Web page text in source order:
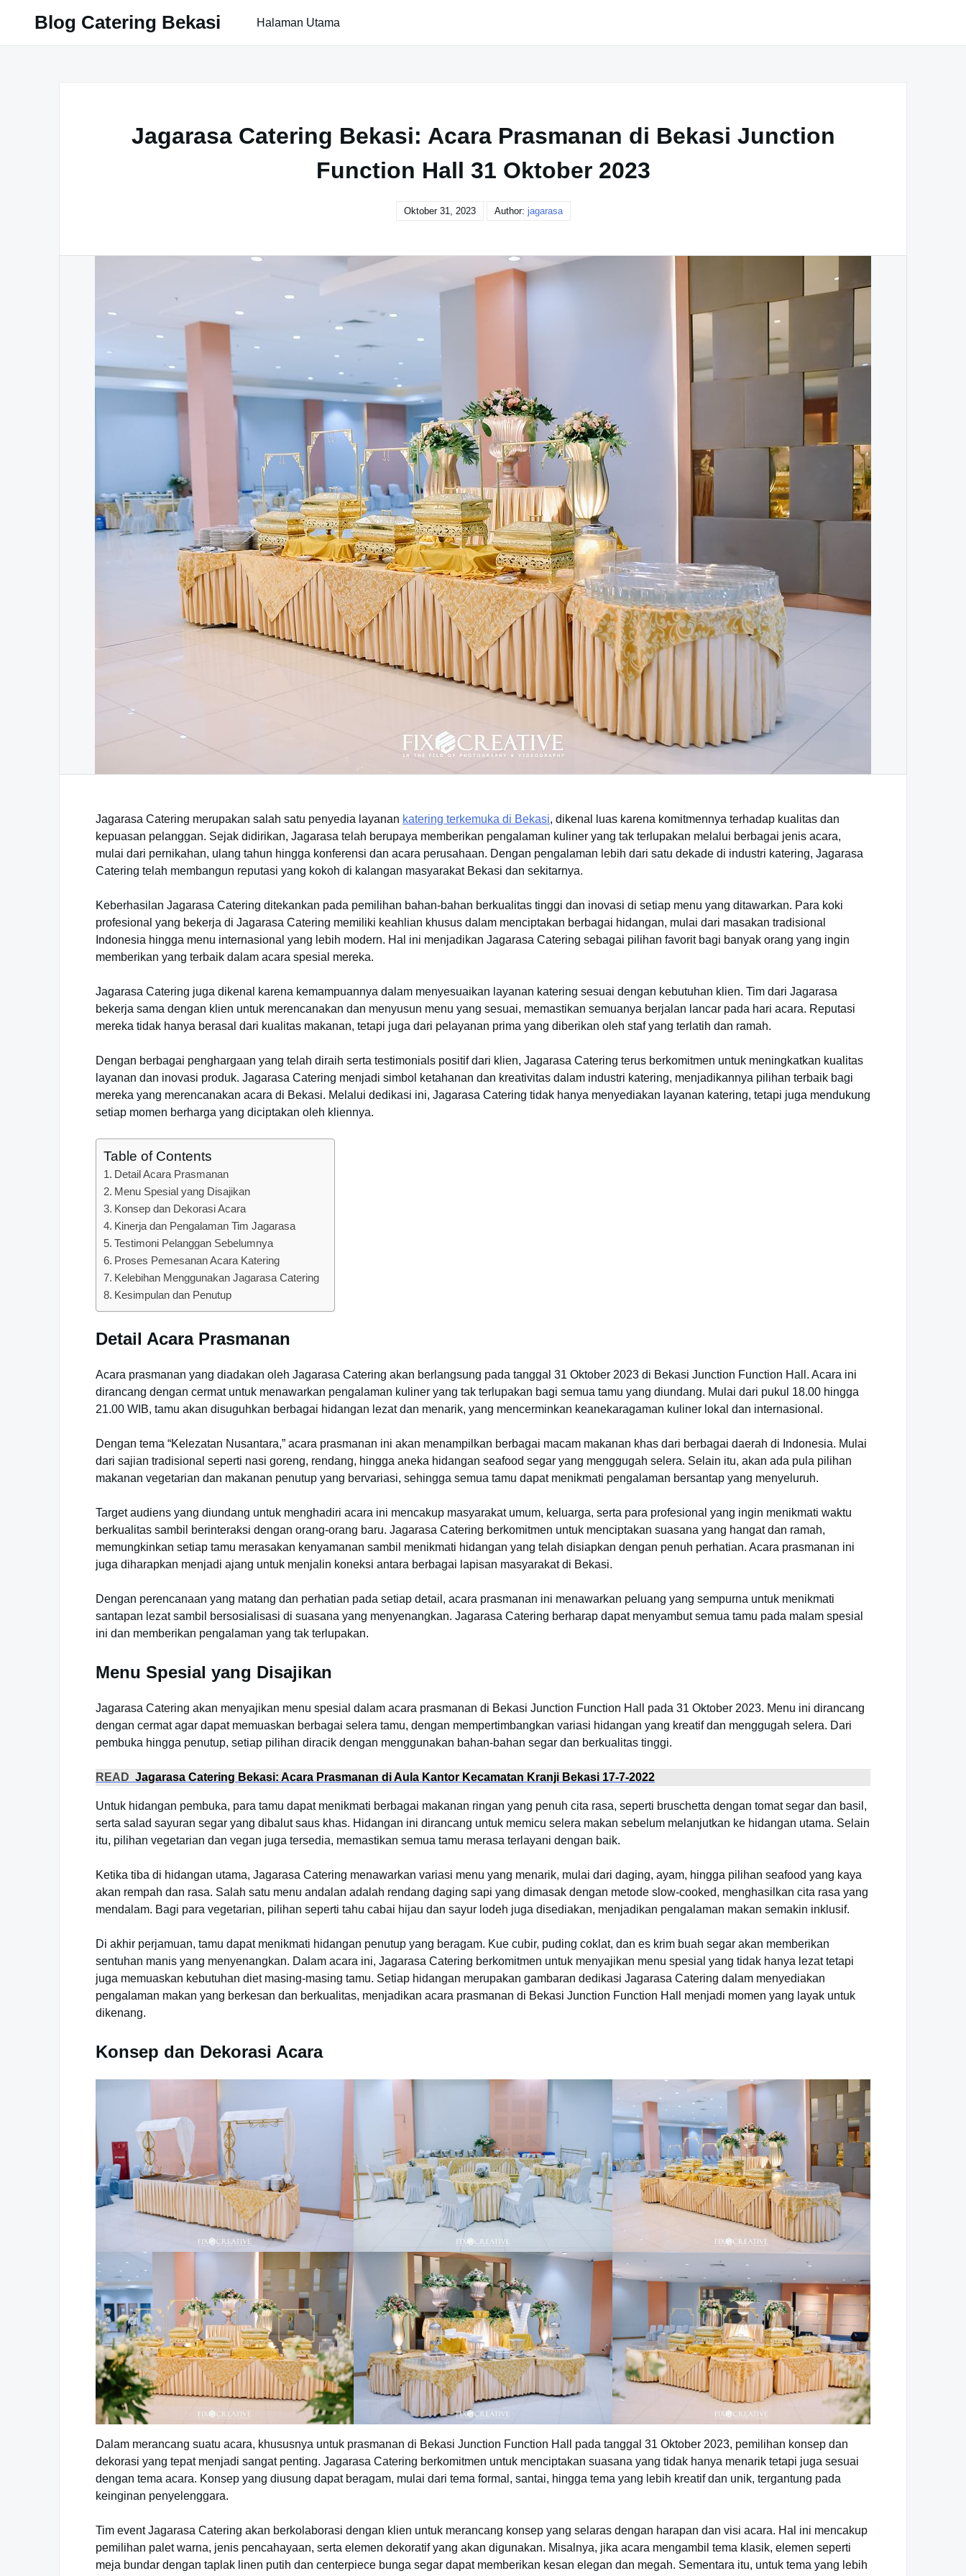
Blog Catering Bekasi Halaman Utama
Jagarasa Catering Bekasi: Acara Prasmanan di Bekasi Junction
Function Hall 31 Oktober 2023
Oktober 31, 2023 Author: jagarasa
Jagarasa Catering merupakan salah satu penyedia layanan katering terkemuka di Bekasi, dikenal luas karena komitmennya terhadap kualitas dan
kepuasan pelanggan. Sejak didirikan, Jagarasa telah berupaya memberikan pengalaman kuliner yang tak terlupakan melalui berbagai jenis acara,
mulai dari pernikahan, ulang tahun hingga konferensi dan acara perusahaan. Dengan pengalaman lebih dari satu dekade di industri katering, Jagarasa
Catering telah membangun reputasi yang kokoh di kalangan masyarakat Bekasi dan sekitarnya.
Keberhasilan Jagarasa Catering ditekankan pada pemilihan bahan-bahan berkualitas tinggi dan inovasi di setiap menu yang ditawarkan. Para koki
profesional yang bekerja di Jagarasa Catering memiliki keahlian khusus dalam menciptakan berbagai hidangan, mulai dari masakan tradisional
Indonesia hingga menu internasional yang lebih modern. Hal ini menjadikan Jagarasa Catering sebagai pilihan favorit bagi banyak orang yang ingin
memberikan yang terbaik dalam acara spesial mereka.
Jagarasa Catering juga dikenal karena kemampuannya dalam menyesuaikan layanan katering sesuai dengan kebutuhan klien. Tim dari Jagarasa
bekerja sama dengan klien untuk merencanakan dan menyusun menu yang sesuai, memastikan semuanya berjalan lancar pada hari acara. Reputasi
mereka tidak hanya berasal dari kualitas makanan, tetapi juga dari pelayanan prima yang diberikan oleh staf yang terlatih dan ramah.
Dengan berbagai penghargaan yang telah diraih serta testimonials positif dari klien, Jagarasa Catering terus berkomitmen untuk meningkatkan kualitas
layanan dan inovasi produk. Jagarasa Catering menjadi simbol ketahanan dan kreativitas dalam industri katering, menjadikannya pilihan terbaik bagi
mereka yang merencanakan acara di Bekasi. Melalui dedikasi ini, Jagarasa Catering tidak hanya menyediakan layanan katering, tetapi juga mendukung
setiap momen berharga yang diciptakan oleh kliennya.
Table of Contents
Detail Acara Prasmanan
Menu Spesial yang Disajikan
Konsep dan Dekorasi Acara
Kinerja dan Pengalaman Tim Jagarasa
Testimoni Pelanggan Sebelumnya
Proses Pemesanan Acara Katering
Kelebihan Menggunakan Jagarasa Catering
Kesimpulan dan Penutup
Detail Acara Prasmanan
Acara prasmanan yang diadakan oleh Jagarasa Catering akan berlangsung pada tanggal 31 Oktober 2023 di Bekasi Junction Function Hall. Acara ini
dirancang dengan cermat untuk menawarkan pengalaman kuliner yang tak terlupakan bagi semua tamu yang diundang. Mulai dari pukul 18.00 hingga
21.00 WIB, tamu akan disuguhkan berbagai hidangan lezat dan menarik, yang mencerminkan keanekaragaman kuliner lokal dan internasional.
Dengan tema “Kelezatan Nusantara,” acara prasmanan ini akan menampilkan berbagai macam makanan khas dari berbagai daerah di Indonesia. Mulai
dari sajian tradisional seperti nasi goreng, rendang, hingga aneka hidangan seafood segar yang menggugah selera. Selain itu, akan ada pula pilihan
makanan vegetarian dan makanan penutup yang bervariasi, sehingga semua tamu dapat menikmati pengalaman bersantap yang menyeluruh.
Target audiens yang diundang untuk menghadiri acara ini mencakup masyarakat umum, keluarga, serta para profesional yang ingin menikmati waktu
berkualitas sambil berinteraksi dengan orang-orang baru. Jagarasa Catering berkomitmen untuk menciptakan suasana yang hangat dan ramah,
memungkinkan setiap tamu merasakan kenyamanan sambil menikmati hidangan yang telah disiapkan dengan penuh perhatian. Acara prasmanan ini
juga diharapkan menjadi ajang untuk menjalin koneksi antara berbagai lapisan masyarakat di Bekasi.
Dengan perencanaan yang matang dan perhatian pada setiap detail, acara prasmanan ini menawarkan peluang yang sempurna untuk menikmati
santapan lezat sambil bersosialisasi di suasana yang menyenangkan. Jagarasa Catering berharap dapat menyambut semua tamu pada malam spesial
ini dan memberikan pengalaman yang tak terlupakan.
Menu Spesial yang Disajikan
Jagarasa Catering akan menyajikan menu spesial dalam acara prasmanan di Bekasi Junction Function Hall pada 31 Oktober 2023. Menu ini dirancang
dengan cermat agar dapat memuaskan berbagai selera tamu, dengan mempertimbangkan variasi hidangan yang kreatif dan menggugah selera. Dari
pembuka hingga penutup, setiap pilihan diracik dengan menggunakan bahan-bahan segar dan berkualitas tinggi.
READ Jagarasa Catering Bekasi: Acara Prasmanan di Aula Kantor Kecamatan Kranji Bekasi 17-7-2022
Untuk hidangan pembuka, para tamu dapat menikmati berbagai makanan ringan yang penuh cita rasa, seperti bruschetta dengan tomat segar dan basil,
serta salad sayuran segar yang dibalut saus khas. Hidangan ini dirancang untuk memicu selera makan sebelum melanjutkan ke hidangan utama. Selain
itu, pilihan vegetarian dan vegan juga tersedia, memastikan semua tamu merasa terlayani dengan baik.
Ketika tiba di hidangan utama, Jagarasa Catering menawarkan variasi menu yang menarik, mulai dari daging, ayam, hingga pilihan seafood yang kaya
akan rempah dan rasa. Salah satu menu andalan adalah rendang daging sapi yang dimasak dengan metode slow-cooked, menghasilkan cita rasa yang
mendalam. Bagi para vegetarian, pilihan seperti tahu cabai hijau dan sayur lodeh juga disediakan, menjadikan pengalaman makan semakin inklusif.
Di akhir perjamuan, tamu dapat menikmati hidangan penutup yang beragam. Kue cubir, puding coklat, dan es krim buah segar akan memberikan
sentuhan manis yang menyenangkan. Dalam acara ini, Jagarasa Catering berkomitmen untuk menyajikan menu spesial yang tidak hanya lezat tetapi
juga memuaskan kebutuhan diet masing-masing tamu. Setiap hidangan merupakan gambaran dedikasi Jagarasa Catering dalam menyediakan
pengalaman makan yang berkesan dan berkualitas, menjadikan acara prasmanan di Bekasi Junction Function Hall menjadi momen yang layak untuk
dikenang.
Konsep dan Dekorasi Acara
Dalam merancang suatu acara, khususnya untuk prasmanan di Bekasi Junction Function Hall pada tanggal 31 Oktober 2023, pemilihan konsep dan
dekorasi yang tepat menjadi sangat penting. Jagarasa Catering berkomitmen untuk menciptakan suasana yang tidak hanya menarik tetapi juga sesuai
dengan tema acara. Konsep yang diusung dapat beragam, mulai dari tema formal, santai, hingga tema yang lebih kreatif dan unik, tergantung pada
keinginan penyelenggara.
Tim event Jagarasa Catering akan berkolaborasi dengan klien untuk merancang konsep yang selaras dengan harapan dan visi acara. Hal ini mencakup
pemilihan palet warna, jenis pencahayaan, serta elemen dekoratif yang akan digunakan. Misalnya, jika acara mengambil tema klasik, elemen seperti
meja bundar dengan taplak linen putih dan centerpiece bunga segar dapat memberikan kesan elegan dan megah. Sementara itu, untuk tema yang lebih